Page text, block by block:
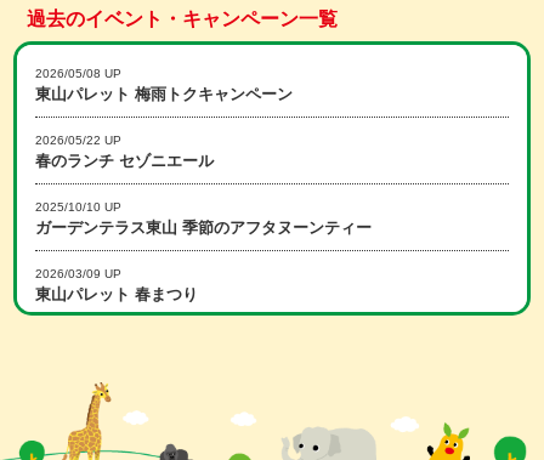
過去のイベント・キャンペーン一覧
2026/05/08 UP
東山パレット 梅雨トクキャンペーン
2026/05/22 UP
春のランチ セゾニエール
2025/10/10 UP
ガーデンテラス東山 季節のアフタヌーンティー
2026/03/09 UP
東山パレット 春まつり
2026/02/16 UP
スマホアプリ会員限定 ホワイトデーキャンペーン